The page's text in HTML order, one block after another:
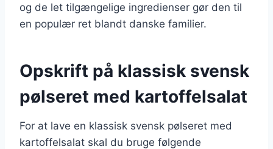
og de let tilgængelige ingredienser gør den til
en populær ret blandt danske familier.
Opskrift på klassisk svensk
pølseret med kartoffelsalat
For at lave en klassisk svensk pølseret med
kartoffelsalat skal du bruge følgende